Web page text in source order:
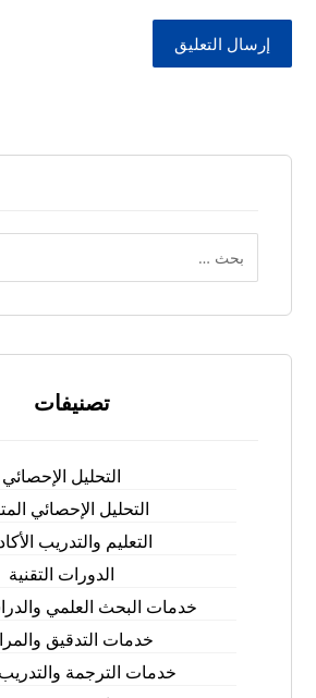
إرسال التعليق
تصنيفات
التحليل الإحصائي
التحليل الإحصائي
التعليم والتدريب
الدورات التقنية
خدمات البحث العلمي
خدمات التدقيق
خدمات الترجمة